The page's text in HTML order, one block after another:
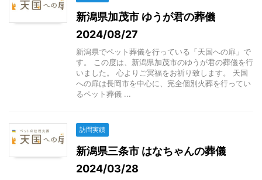
新潟県加茂市 ゆうが君の葬儀
2024/08/27
新潟県でペット葬儀を行っている「天国への扉」で
す。 この度は、新潟県加茂市のゆうが君の葬儀を行
いました。 心よりご冥福をお祈り致します。 天国
への扉は長岡市を中心に、完全個別火葬を行ってい
るペット葬儀 ...
訪問実績
新潟県三条市 はなちゃんの葬儀
2024/03/28